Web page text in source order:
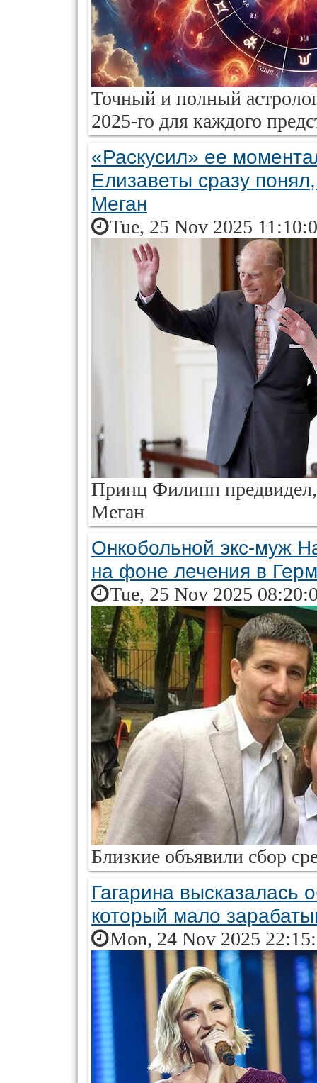
Точный и полный
2025-го для каждого
«Раскусил» ее
Елизаветы сразу
Меган
Tue, 25 Nov 2025
Принц Филипп предвидел,
Меган
Онкобольной экс-муж
на фоне лечения в
Tue, 25 Nov 2025
Близкие объявили сбор
Гагарина высказалась
который мало
Mon, 24 Nov 2025